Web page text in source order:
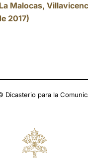
Malocas,
2017)
Dicasterio para la